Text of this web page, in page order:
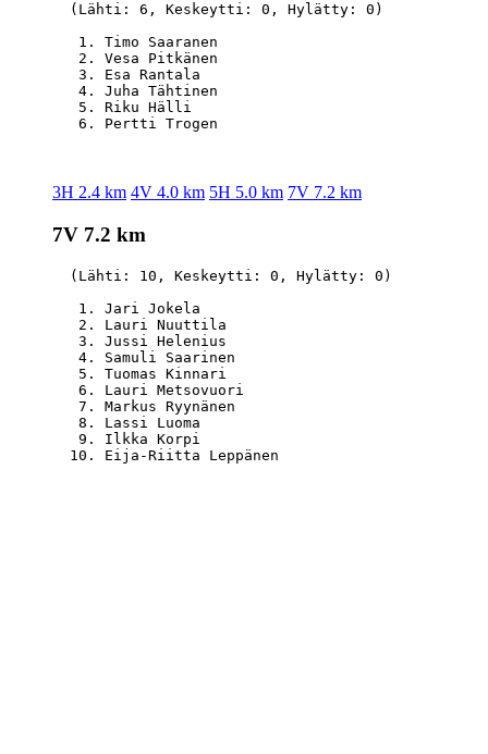
  (Lähti: 6, Keskeytti: 0, Hylätty: 0)
1. Timo Saaranen
2. Vesa Pitkänen
3. Esa Rantala
4. Juha Tähtinen
5. Riku Hälli
3H 2.4 km 4V 4.0 km 5H 5.0 km 7V 7.2 km
7V 7.2 km
  (Lähti: 10, Keskeytti: 0, Hylätty: 0)
1. Jari Jokela
2. Lauri Nuuttila
3. Jussi Helenius
4. Samuli Saarinen
5. Tuomas Kinnari
6. Lauri Metsovuori
7. Markus Ryynänen
8. Lassi Luoma
9. Ilkka Korpi